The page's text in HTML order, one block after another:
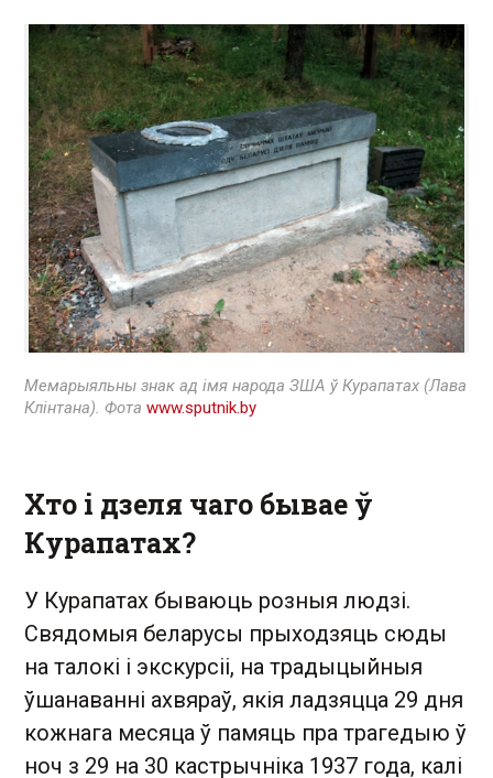
Мемарыяльны знак ад імя народа ЗША ў Курапатах (Лава
Клінтана). Фота www.sputnik.by
Хто і дзеля чаго бывае ў
Курапатах?
У Курапатах бываюць розныя людзі.
Свядомыя беларусы прыходзяць сюды
на талокі і экскурсіі, на традыцыйныя
ўшанаванні ахвяраў, якія ладзяцца 29 дня
кожнага месяца ў памяць пра трагедыю ў
ноч з 29 на 30 кастрычніка 1937 года, калі